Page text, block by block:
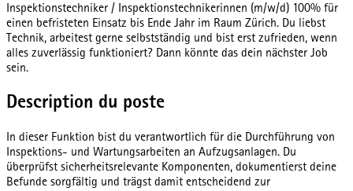
Inspektionstechniker / Inspektionstechnikerinnen (m/w/d) 100% für
einen befristeten Einsatz bis Ende Jahr im Raum Zürich. Du liebst
Technik, arbeitest gerne selbstständig und bist erst zufrieden, wenn
alles zuverlässig funktioniert? Dann könnte das dein nächster Job
sein.
Description du poste
In dieser Funktion bist du verantwortlich für die Durchführung von
Inspektions- und Wartungsarbeiten an Aufzugsanlagen. Du
überprüfst sicherheitsrelevante Komponenten, dokumentierst deine
Befunde sorgfältig und trägst damit entscheidend zur